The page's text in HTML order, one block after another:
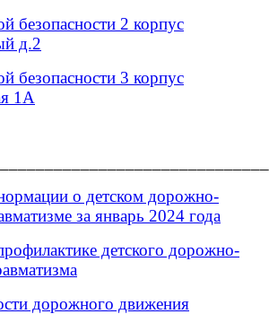
безопасности 2 корпус
д.2
безопасности 3 корпус
1А
о детском дорожно-
за январь 2024 года
детского дорожно-
дорожного движения